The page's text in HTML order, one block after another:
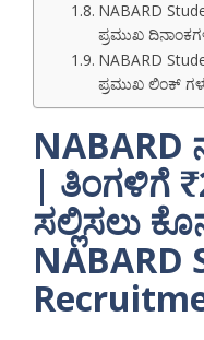
NABARD
ಪ್ರಮುಖ
NABARD
ಪ್ರಮುಖ ಲಿಂಕ್
NABARD
| ತಿಂಗಳಿಗೆ
ಸಲ್ಲಿಸಲು